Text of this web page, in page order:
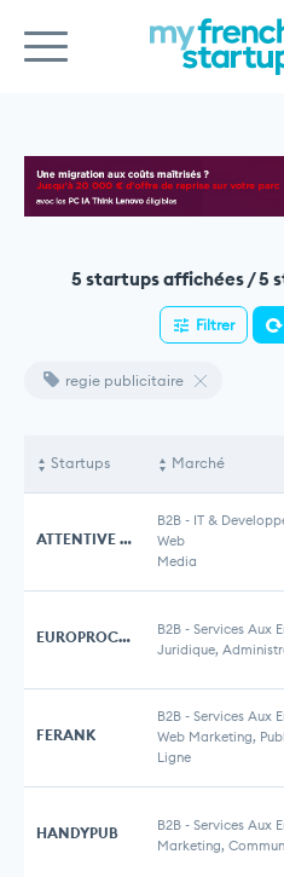
5 startups affichées / 5
Filtrer
regie publicitaire
Startups Marché
ATTENTIVE ADS
B2B - IT &
Web
Media
EUROPROCUREMENT B2B - Services Aux
Juridique,
FERANK
B2B - Services Aux
Web Marketing,
Ligne
HANDYPUB B2B - Services Aux
Marketing,